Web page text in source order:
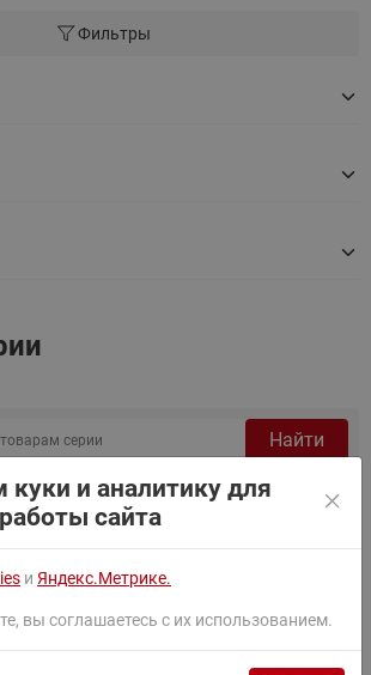
Фильтры
Найти
Фильтр
куки и аналитику для
сайта
и Яндекс.Метрике.
вы соглашаетесь с их использованием.